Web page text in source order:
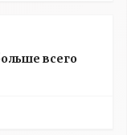
всего